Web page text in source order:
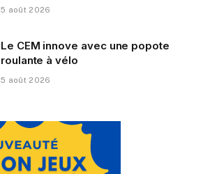
5 août 2026
Le CEM innove avec une popote
roulante à vélo
5 août 2026